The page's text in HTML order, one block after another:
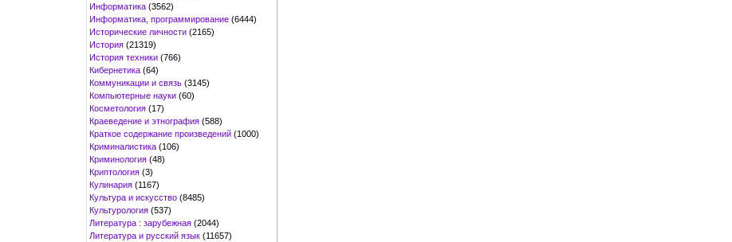
Информатика (3562)
Информатика, программирование (6444)
Исторические личности (2165)
История (21319)
История техники (766)
Кибернетика (64)
Коммуникации и связь (3145)
Компьютерные науки (60)
Косметология (17)
Краеведение и этнография (588)
Краткое содержание произведений (1000)
Криминалистика (106)
Криминология (48)
Криптология (3)
Кулинария (1167)
Культура и искусство (8485)
Культурология (537)
Литература : зарубежная (2044)
Литература и русский язык (11657)